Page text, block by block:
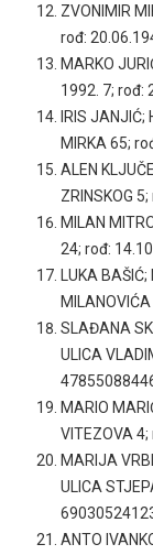
ZVONIMIR
rođ:
MARKO
1992. 7; rođ:
IRIS JANJIĆ;
MIRKA 65;
ALEN
ZRINSKOG
MILAN
24; rođ:
LUKA BAŠIĆ;
SLAĐANA
ULICA
MARIO
VITEZOVA
MARIJA
ULICA
ANTO